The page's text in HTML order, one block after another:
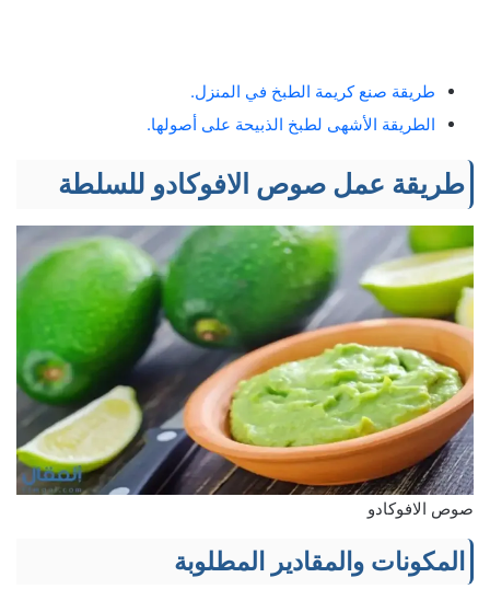
طريقة صنع كريمة الطبخ في المنزل.
الطريقة الأشهى لطبخ الذبيحة على أصولها.
طريقة عمل صوص الافوكادو للسلطة
صوص الافوكادو
المكونات والمقادير المطلوبة